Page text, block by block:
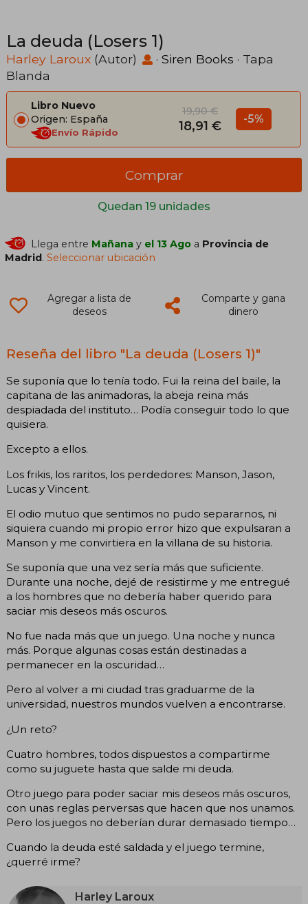
La deuda (Losers 1)
Harley Laroux (Autor) · Siren Books · Tapa
Blanda
Libro Nuevo
Origen: España
Envío Rápido
19,90 €
18,91 € -5%
Quedan 19 unidades
Comprar
Llega entre Mañana y el 13 Ago a Provincia de
Madrid.Seleccionar ubicación
Agregar a lista de
deseos
Comparte y gana
dinero
Reseña del libro "La deuda (Losers 1)"
Se suponía que lo tenía todo. Fui la reina del baile, la
capitana de las animadoras, la abeja reina más
despiadada del instituto… Podía conseguir todo lo que
quisiera.
Excepto a ellos.
Los frikis, los raritos, los perdedores: Manson, Jason,
Lucas y Vincent.
El odio mutuo que sentimos no pudo separarnos, ni
siquiera cuando mi propio error hizo que expulsaran a
Manson y me convirtiera en la villana de su historia.
Se suponía que una vez sería más que suficiente.
Durante una noche, dejé de resistirme y me entregué
a los hombres que no debería haber querido para
saciar mis deseos más oscuros.
No fue nada más que un juego. Una noche y nunca
más. Porque algunas cosas están destinadas a
permanecer en la oscuridad…
Pero al volver a mi ciudad tras graduarme de la
universidad, nuestros mundos vuelven a encontrarse.
¿Un reto?
Cuatro hombres, todos dispuestos a compartirme
como su juguete hasta que salde mi deuda.
Otro juego para poder saciar mis deseos más oscuros,
con unas reglas perversas que hacen que nos unamos.
Pero los juegos no deberían durar demasiado tiempo…
Cuando la deuda esté saldada y el juego termine,
¿querré irme?
Harley Laroux